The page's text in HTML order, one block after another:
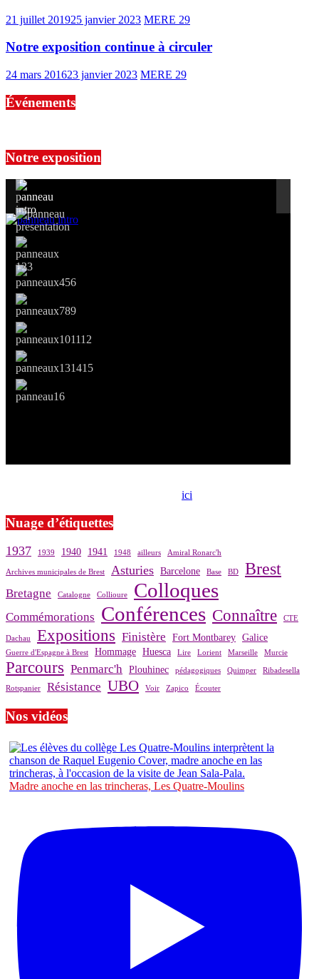
21 juillet 201925 janvier 2023 MERE 29
Notre exposition continue à circuler
24 mars 201623 janvier 2023 MERE 29
Événements
Notre exposition
ici
Nuage d’étiquettes
1937 1939 1940 1941 1948 ailleurs Amiral Ronarc'h
Archives municipales de Brest Asturies Barcelone Base BD Brest
Bretagne Catalogne Collioure Colloques
Commémorations Conférences Connaître CTE
Dachau Expositions Finistère Fort Montbarey Galice
Guerre d'Espagne à Brest Hommage Huesca Lire Lorient Marseille Murcie
Parcours Penmarc'h Plouhinec pédagogiques Quimper Ribadesella
Rotspanier Résistance UBO Voir Zapico Écouter
Nos vidéos
Madre anoche en las trincheras, Les Quatre-Moulins